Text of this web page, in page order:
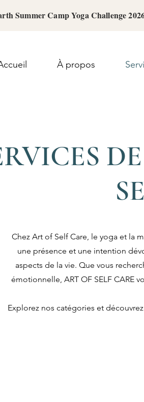
Summer Camp Yoga Challenge
À propos
Chez Art of Self Care, le yoga et la
une présence et une intention
aspects de la vie. Que vous
émotionnelle, ART OF SELF CARE
Explorez nos catégories et